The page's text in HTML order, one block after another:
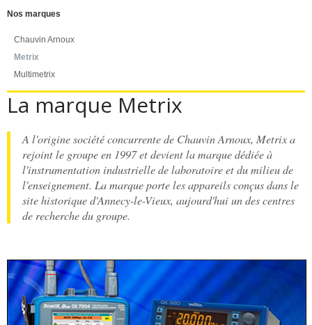
Nos marques
Chauvin Arnoux
Metrix
Multimetrix
La marque Metrix
A l'origine société concurrente de Chauvin Arnoux, Metrix a
rejoint le groupe en 1997 et devient la marque dédiée à
l'instrumentation industrielle de laboratoire et du milieu de
l'enseignement. La marque porte les appareils conçus dans le
site historique d'Annecy-le-Vieux, aujourd'hui un des centres
de recherche du groupe.